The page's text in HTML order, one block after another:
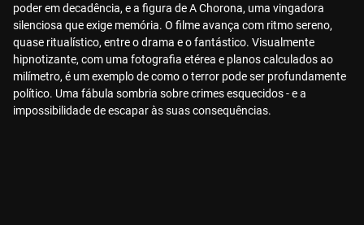
poder em decadência, e a figura de A Chorona, uma vingadora
silenciosa que exige memória. O filme avança com ritmo sereno,
quase ritualístico, entre o drama e o fantástico. Visualmente
hipnotizante, com uma fotografia etérea e planos calculados ao
milímetro, é um exemplo de como o terror pode ser profundamente
político. Uma fábula sombria sobre crimes esquecidos - e a
impossibilidade de escapar às suas consequências.